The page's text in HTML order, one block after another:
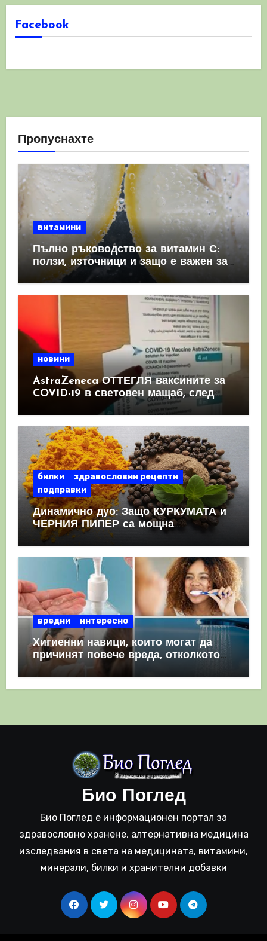
Facebook
Пропуснахте
витамини
Пълно ръководство за витамин С:
ползи, източници и защо е важен за
имунната система
новини
AstraZeneca ОТТЕГЛЯ ваксините за
COVID-19 в световен мащаб, след
като призна, че те причиняват
КРЪВНИ съсиреци
билки
здравословни рецепти
подправки
Динамично дуо: Защо КУРКУМАТА и
ЧЕРНИЯ ПИПЕР са мощна
комбинация
вредни интересно
Хигиенни навици, които могат да
причинят повече вреда, отколкото
полза
Био Поглед
Био Поглед е информационен портал за
здравословно хранене, алтернативна медицина
изследвания в света на медицината, витамини,
минерали, билки и хранителни добавки